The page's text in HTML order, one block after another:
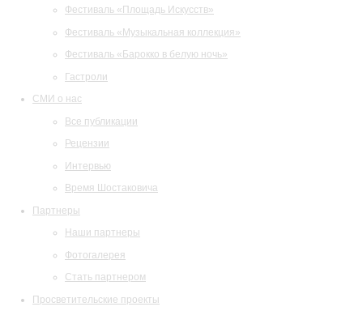
Фестиваль «Площадь Искусств»
Фестиваль «Музыкальная коллекция»
Фестиваль «Барокко в белую ночь»
Гастроли
СМИ о нас
Все публикации
Рецензии
Интервью
Время Шостаковича
Партнеры
Наши партнеры
Фотогалерея
Стать партнером
Просветительские проекты